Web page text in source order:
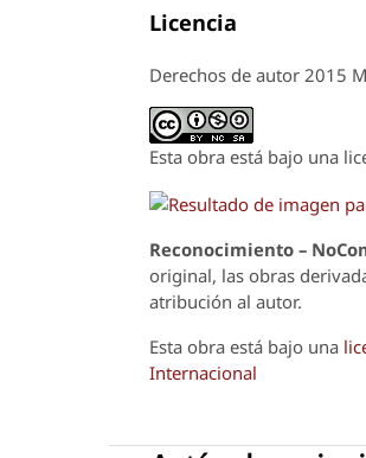
Licencia
Derechos de autor 2015
Esta obra está bajo una
Reconocimiento –
original, las obras
atribución al autor.
Esta obra está bajo una
Internacional